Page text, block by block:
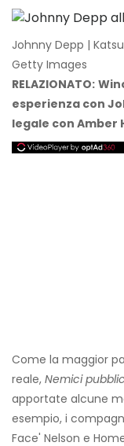
Johnny Depp |
Getty Images
RELAZIONATO:
esperienza con
legale con Amber
Come la maggior
reale, Nemici
apportate alcune
esempio, i
Face' Nelson e